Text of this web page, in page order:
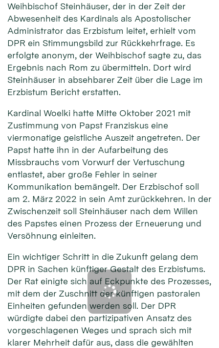
Weihbischof Steinhäuser, der in der Zeit der
Abwesenheit des Kardinals als Apostolischer
Administrator das Erzbistum leitet, erhielt vom
DPR ein Stimmungsbild zur Rückkehrfrage. Es
erfolgte anonym, der Weihbischof sagte zu, das
Ergebnis nach Rom zu übermitteln. Dort wird
Steinhäuser in absehbarer Zeit über die Lage im
Erzbistum Bericht erstatten.
Kardinal Woelki hatte Mitte Oktober 2021 mit
Zustimmung von Papst Franziskus eine
viermonatige geistliche Auszeit angetreten. Der
Papst hatte ihn in der Aufarbeitung des
Missbrauchs vom Vorwurf der Vertuschung
entlastet, aber große Fehler in seiner
Kommunikation bemängelt. Der Erzbischof soll
am 2. März 2022 in sein Amt zurückkehren. In der
Zwischenzeit soll Steinhäuser nach dem Willen
des Papstes einen Prozess der Erneuerung und
Versöhnung einleiten.
Ein wichtiger Schritt in die Zukunft gelang dem
DPR in Sachen künftiger Gestalt des Erzbistums.
Der Rat einigte sich auf Eckpunkte des Prozesses,
mit dem der Zuschnitt der künftigen pastoralen
Einheiten gefunden werden soll. Der DPR
würdigte dabei den partizipativen Ansatz des
vorgeschlagenen Weges und sprach sich mit
klarer Mehrheit dafür aus, dass die gewählten